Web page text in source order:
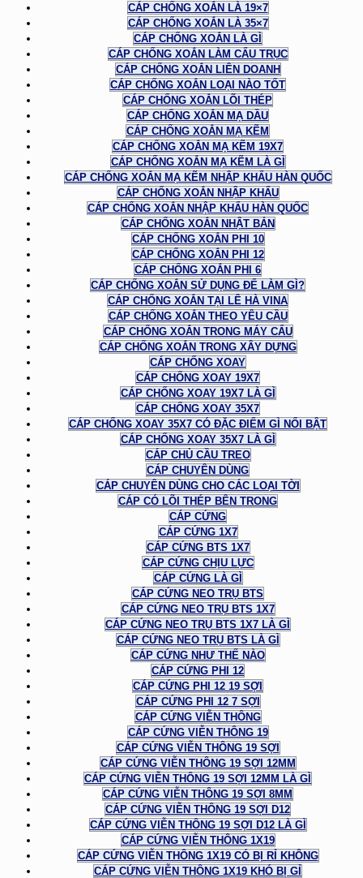
CÁP CHỐNG XOẮN LÀ 19×7
CÁP CHỐNG XOẮN LÀ 35×7
CÁP CHỐNG XOẮN LÀ GÌ
CÁP CHỐNG XOẮN LÀM CẨU TRỤC
CÁP CHỐNG XOẮN LIÊN DOANH
CÁP CHỐNG XOẮN LOẠI NÀO TỐT
CÁP CHỐNG XOẮN LÕI THÉP
CÁP CHỐNG XOẮN MẠ DẦU
CÁP CHỐNG XOẮN MẠ KẼM
CÁP CHỐNG XOẮN MẠ KẼM 19X7
CÁP CHỐNG XOẮN MẠ KẼM LÀ GÌ
CÁP CHỐNG XOẮN MẠ KẼM NHẬP KHẨU HÀN QUỐC
CÁP CHỐNG XOẮN NHẬP KHẨU
CÁP CHỐNG XOẮN NHẬP KHẨU HÀN QUỐC
CÁP CHỐNG XOẮN NHẬT BẢN
CÁP CHỐNG XOẮN PHI 10
CÁP CHỐNG XOẮN PHI 12
CÁP CHỐNG XOẮN PHI 6
CÁP CHỐNG XOẮN SỬ DỤNG ĐỂ LÀM GÌ?
CÁP CHỐNG XOẮN TẠI LÊ HÀ VINA
CÁP CHỐNG XOẮN THEO YÊU CẦU
CÁP CHỐNG XOẮN TRONG MÁY CẨU
CÁP CHỐNG XOẮN TRONG XÂY DỰNG
CÁP CHỐNG XOAY
CÁP CHỐNG XOAY 19X7
CÁP CHỐNG XOAY 19X7 LÀ GÌ
CÁP CHỐNG XOAY 35X7
CÁP CHỐNG XOAY 35X7 CÓ ĐẶC ĐIỂM GÌ NỔI BẬT
CÁP CHỐNG XOAY 35X7 LÀ GÌ
CÁP CHỦ CẦU TREO
CÁP CHUYÊN DÙNG
CÁP CHUYÊN DÙNG CHO CÁC LOẠI TỜI
CÁP CÓ LÕI THÉP BÊN TRONG
CÁP CỨNG
CÁP CỨNG 1X7
CÁP CỨNG BTS 1X7
CÁP CỨNG CHỊU LỰC
CÁP CỨNG LÀ GÌ
CÁP CỨNG NEO TRỤ BTS
CÁP CỨNG NEO TRỤ BTS 1X7
CÁP CỨNG NEO TRỤ BTS 1X7 LÀ GÌ
CÁP CỨNG NEO TRỤ BTS LÀ GÌ
CÁP CỨNG NHƯ THẾ NÀO
CÁP CỨNG PHI 12
CÁP CỨNG PHI 12 19 SỢI
CÁP CỨNG PHI 12 7 SỢI
CÁP CỨNG VIỄN THÔNG
CÁP CỨNG VIỄN THÔNG 19
CÁP CỨNG VIỄN THÔNG 19 SỢI
CÁP CỨNG VIỄN THÔNG 19 SỢI 12MM
CÁP CỨNG VIỄN THÔNG 19 SỢI 12MM LÀ GÌ
CÁP CỨNG VIỄN THÔNG 19 SỢI 8MM
CÁP CỨNG VIỄN THÔNG 19 SỢI D12
CÁP CỨNG VIỄN THÔNG 19 SỢI D12 LÀ GÌ
CÁP CỨNG VIỄN THÔNG 1X19
CÁP CỨNG VIỄN THÔNG 1X19 CÓ BỊ RỈ KHÔNG
CÁP CỨNG VIỄN THÔNG 1X19 KHÓ BỊ GỈ